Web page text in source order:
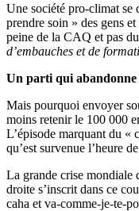
Une société pro-climat se
prendre soin » des gens
peine de la CAQ et pas
d’embauches et de
Un parti qui abandonne
Mais pourquoi envoyer
moins retenir le 100 000
L’épisode marquant du «
qu’est survenue l’heure
La grande crise mondiale
droite s’inscrit dans ce
caha et va-comme-je-te-